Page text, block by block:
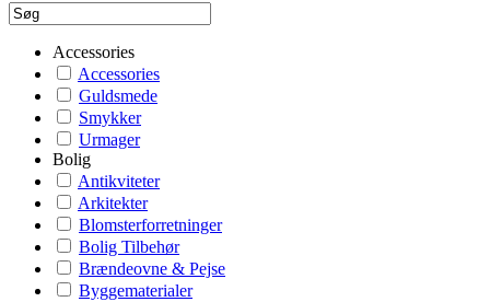
Accessories
Accessories
Guldsmede
Smykker
Urmager
Bolig
Antikviteter
Arkitekter
Blomsterforretninger
Bolig Tilbehør
Brændeovne & Pejse
Byggematerialer